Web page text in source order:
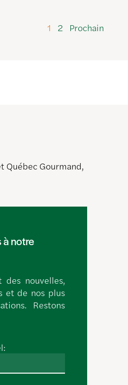
1 2 Prochain
Québec Gourmand,
à notre
des nouvelles,
et de nos plus
Restons